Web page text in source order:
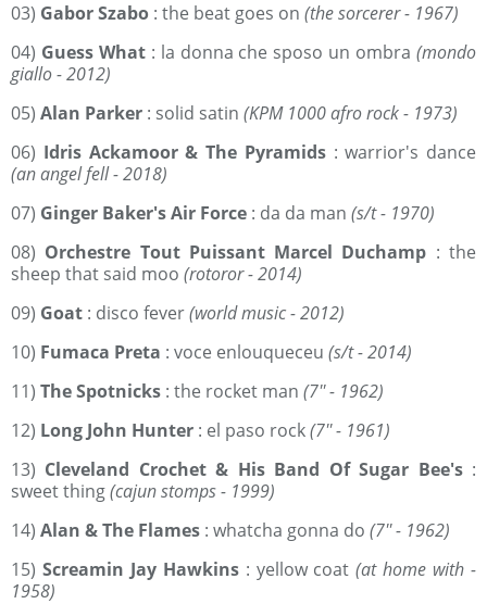
03) Gabor Szabo : the beat goes on (the sorcerer - 1967)
04) Guess What: la donna che sposo un ombra(mondo
giallo - 2012)
05) Alan Parker : solid satin (KPM 1000 afro rock - 1973)
06) Idris Ackamoor & The Pyramids: warrior's dance
(an angel fell - 2018)
07) Ginger Baker's Air Force : da da man (s/t - 1970)
08) Orchestre Tout Puissant Marcel Duchamp : the
sheep that said moo (rotoror - 2014)
09) Goat : disco fever(world music - 2012)
10) Fumaca Preta : voce enlouqueceu (s/t - 2014)
11) The Spotnicks : the rocket man (7'' - 1962)
12) Long John Hunter : el paso rock(7'' - 1961)
13) Cleveland Crochet & His Band Of Sugar Bee's:
sweet thing(cajun stomps - 1999)
14) Alan & The Flames : whatcha gonna do (7'' - 1962)
15) Screamin Jay Hawkins: yellow coat(at home with -
1958)